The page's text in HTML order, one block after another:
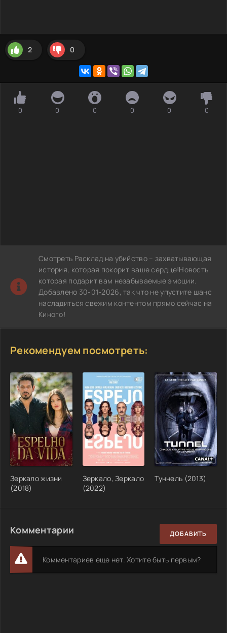
2 0
0 0 0 0 0 0
Смотреть Расклад на убийство – захватывающая
история, которая покорит ваше сердце!Новость
которая подарит вам незабываемые эмоции.
Добавлено 30-01-2026, так что не упустите шанс
насладиться свежим контентом прямо сейчас на
Киного!
Рекомендуем посмотреть:
Зеркало жизни
(2018)
Зеркало, Зеркало
(2022)
Туннель (2013)
Комментарии ДОБАВИТЬ
Комментариев еще нет. Хотите быть первым?